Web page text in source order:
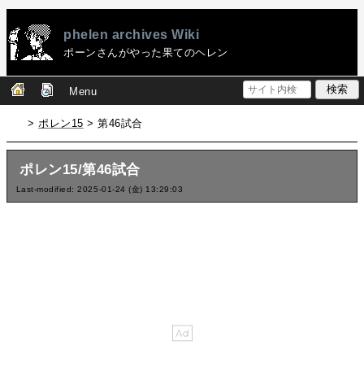
phelen archives Wiki
ポーンさんがやった果てのヘレン
Menu
>ポレン15 > 第46試合
ポレン15/第46試合
Last-modified: 2025-01-24 (金) 13:29:03